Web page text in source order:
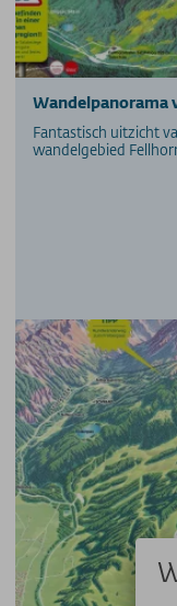
Wandelpanorama
Fantastisch uitzicht
wandelgebied